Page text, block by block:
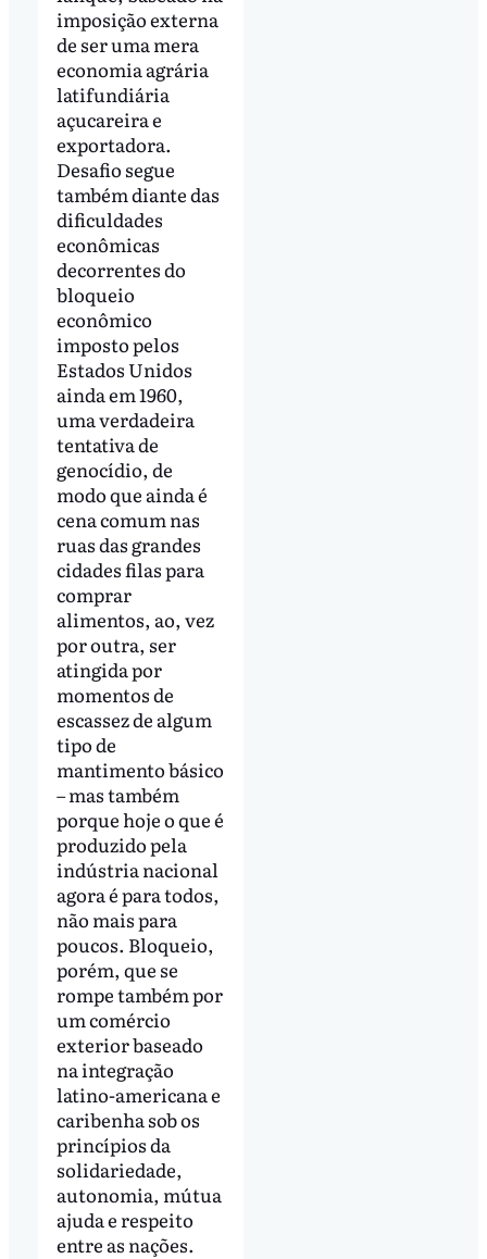
imposição externa
de ser uma mera
economia agrária
latifundiária
açucareira e
exportadora.
Desafio segue
também diante das
dificuldades
econômicas
decorrentes do
bloqueio
econômico
imposto pelos
Estados Unidos
ainda em 1960,
uma verdadeira
tentativa de
genocídio, de
modo que ainda é
cena comum nas
ruas das grandes
cidades filas para
comprar
alimentos, ao, vez
por outra, ser
atingida por
momentos de
escassez de algum
tipo de
mantimento básico
– mas também
porque hoje o que é
produzido pela
indústria nacional
agora é para todos,
não mais para
poucos. Bloqueio,
porém, que se
rompe também por
um comércio
exterior baseado
na integração
latino-americana e
caribenha sob os
princípios da
solidariedade,
autonomia, mútua
ajuda e respeito
entre as nações.